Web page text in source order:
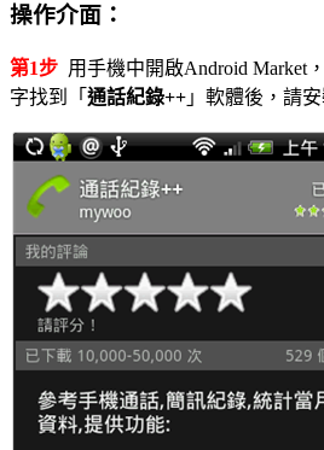
操作介面：
第1步 用手機中開啟Android Market
字找到「 通話紀錄++ 」軟體後，請